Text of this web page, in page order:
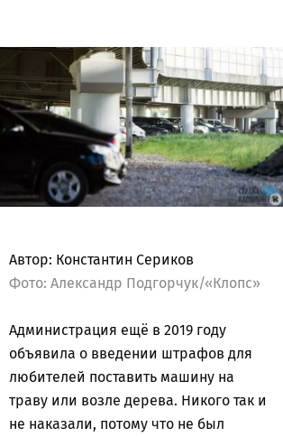
Автор: Константин Сериков
Фото: Александр Подгорчук/«Клопс»
Администрация ещё в 2019 году
объявила о введении штрафов для
любителей поставить машину на
траву или возле дерева. Никого так и
не наказали, потому что не был